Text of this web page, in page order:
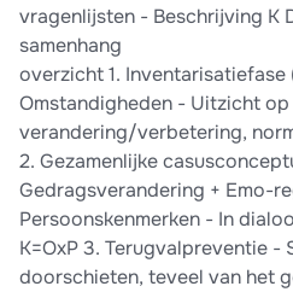
vragenlijsten - Beschrijving K
samenhang
overzicht 1. Inventarisatiefase
Omstandigheden - Uitzicht op
verandering/verbetering,
2. Gezamenlijke
Gedragsverandering + Emo-
Persoonskenmerken - In
K=OxP 3. Terugvalpreventie -
doorschieten, teveel van het